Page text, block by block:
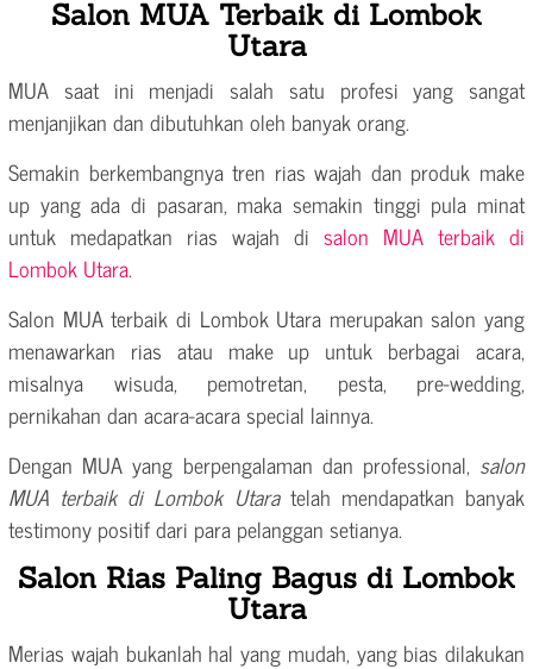
Salon MUA Terbaik di Lombok
Utara
MUA saat ini menjadi salah satu profesi yang sangat
menjanjikan dan dibutuhkan oleh banyak orang.
Semakin berkembangnya tren rias wajah dan produk make
up yang ada di pasaran, maka semakin tinggi pula minat
untuk medapatkan rias wajah di salon MUA terbaik di
Lombok Utara.
Salon MUA terbaik di Lombok Utara merupakan salon yang
menawarkan rias atau make up untuk berbagai acara,
misalnya wisuda, pemotretan, pesta, pre-wedding,
pernikahan dan acara-acara special lainnya.
Dengan MUA yang berpengalaman dan professional, salon
MUA terbaik di Lombok Utaratelah mendapatkan banyak
testimony positif dari para pelanggan setianya.
Salon Rias Paling Bagus di Lombok
Utara
Merias wajah bukanlah hal yang mudah, yang bias dilakukan